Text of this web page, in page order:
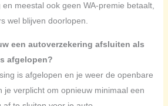
meestal ook geen WA-premie betaalt,
wel blijven doorlopen.
een autoverzekering afsluiten als
afgelopen?
is afgelopen en je weer de openbare
je verplicht om opnieuw minimaal een